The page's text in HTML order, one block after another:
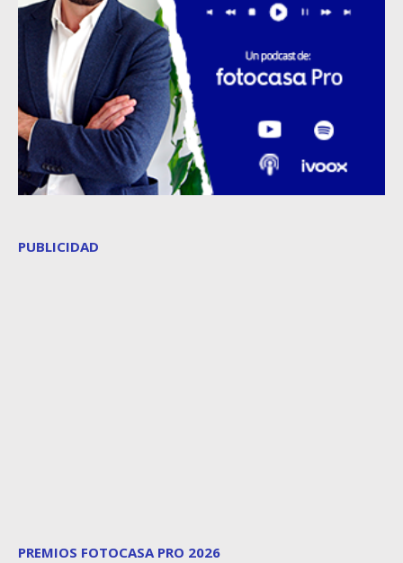
PUBLICIDAD
PREMIOS FOTOCASA PRO 2026